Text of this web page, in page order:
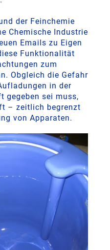
der Feinchemie
Chemische Industrie
Emails zu Eigen
Funktionalität
zum
Obgleich die Gefahr
in der
gegeben sei muss,
– zeitlich begrenzt
von Apparaten.